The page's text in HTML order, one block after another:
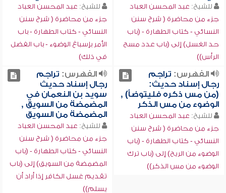
للشيخ: عبد المحسن العباد
جزء من محاضرة ( شرح سنن
النسائي - كتاب الطهارة - (باب
حد الغسل) إلى (باب عدد مسح
الرأس))
للشيخ: عبد المحسن العباد
جزء من محاضرة ( شرح سنن
النسائي - كتاب الطهارة - باب
الأمر بإسباغ الوضوء - باب الفضل
في ذلك)
الفهرس: تراجم
رجال إسناد حديث:
(من مس ذكره فليتوضأ) ,
الوضوء من مس الذكر
للشيخ: عبد المحسن العباد
جزء من محاضرة ( شرح سنن
النسائي - كتاب الطهارة - (باب
الوضوء من الريح) إلى (باب ترك
الوضوء من مس الذكر))
الفهرس: تراجم
رجال إسناد حديث
سويد بن النعمان في
المضمضة من السويق ,
المضمضة من السويق
للشيخ: عبد المحسن العباد
جزء من محاضرة ( شرح سنن
النسائي - كتاب الطهارة - (باب
المضمضة من السويق) إلى (باب
تقديم غسل الكافر إذا أراد أن
يسلم))